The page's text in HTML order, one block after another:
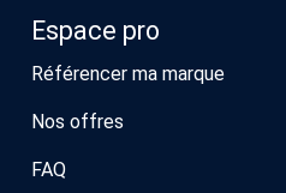
Espace pro
Référencer ma marque
Nos offres
FAQ